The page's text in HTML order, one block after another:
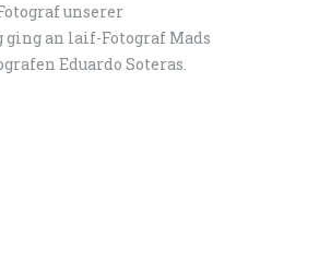
unserer
an laif-Fotograf Mads
Eduardo Soteras.